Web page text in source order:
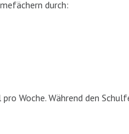
durch:
Woche. Während den